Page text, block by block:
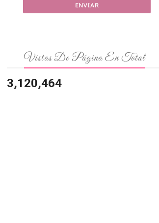
Vistas De Página En Total
3,120,464